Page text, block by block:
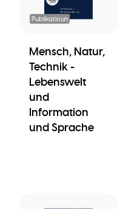
Publikatioun
Mensch, Natur,
Technik -
Lebenswelt
und
Information
und Sprache